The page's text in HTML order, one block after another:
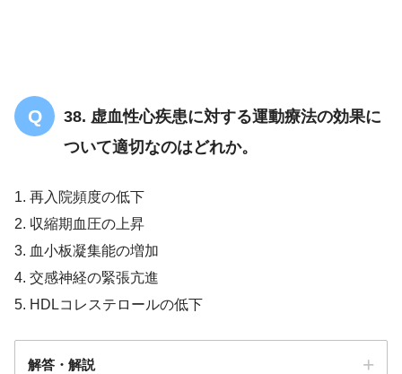
38. 虚血性心疾患に対する運動療法の効果に
ついて適切なのはどれか。
1. 再入院頻度の低下
2. 収縮期血圧の上昇
3. 血小板凝集能の増加
4. 交感神経の緊張亢進
5. HDLコレステロールの低下
解答・解説